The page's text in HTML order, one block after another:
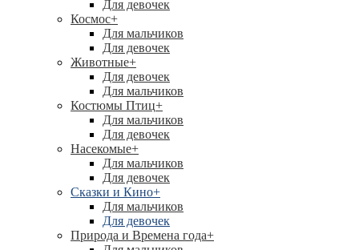
Для девочек
Космос+
Для мальчиков
Для девочек
Животные+
Для девочек
Для мальчиков
Костюмы Птиц+
Для мальчиков
Для девочек
Насекомые+
Для мальчиков
Для девочек
Сказки и Кино+
Для мальчиков
Для девочек
Природа и Времена года+